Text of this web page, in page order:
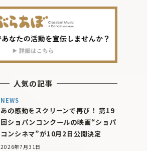
人気の記事
NEWS
あの感動をスクリーンで再び！ 第19
回ショパンコンクールの映画“ショパ
コンシネマ”が10月2日公開決定
2026年7月31日